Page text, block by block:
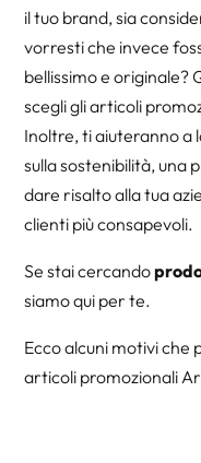
il tuo brand, sia
vorresti che invece
bellissimo e originale?
scegli gli articoli
Inoltre, ti aiuteranno a
sulla sostenibilità, una
dare risalto alla tua
clienti più consapevoli.
Se stai cercando
siamo qui per te.
Ecco alcuni motivi che
articoli promozionali